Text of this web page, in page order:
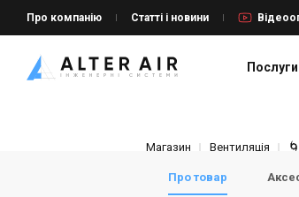
Про компанію Статті і новини
Послуги
Магазин Вентиляція
Про товар